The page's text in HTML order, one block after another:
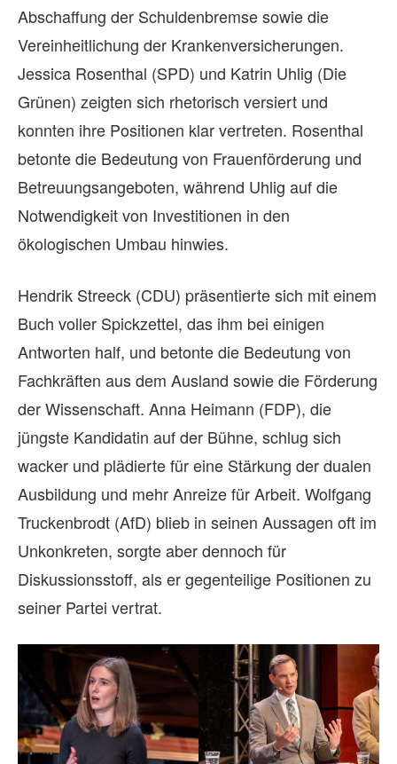
Abschaffung der Schuldenbremse sowie die
Vereinheitlichung der Krankenversicherungen.
Jessica Rosenthal (SPD) und Katrin Uhlig (Die
Grünen) zeigten sich rhetorisch versiert und
konnten ihre Positionen klar vertreten. Rosenthal
betonte die Bedeutung von Frauenförderung und
Betreuungsangeboten, während Uhlig auf die
Notwendigkeit von Investitionen in den
ökologischen Umbau hinwies.
Hendrik Streeck (CDU) präsentierte sich mit einem
Buch voller Spickzettel, das ihm bei einigen
Antworten half, und betonte die Bedeutung von
Fachkräften aus dem Ausland sowie die Förderung
der Wissenschaft. Anna Heimann (FDP), die
jüngste Kandidatin auf der Bühne, schlug sich
wacker und plädierte für eine Stärkung der dualen
Ausbildung und mehr Anreize für Arbeit. Wolfgang
Truckenbrodt (AfD) blieb in seinen Aussagen oft im
Unkonkreten, sorgte aber dennoch für
Diskussionsstoff, als er gegenteilige Positionen zu
seiner Partei vertrat.